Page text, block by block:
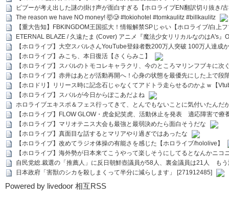
ビブーが考え出した謎の掛け声が面白すぎる【ホロライブEN翻訳切り抜き/
The reason we have NO money! 🤯🥲 #tokiohotel #tomkaulitz #billkaulitz
【重大告知】FBKINGDOM王国拡大！情報解禁SPじゃい【ホロライブ/白上
ETERNAL BLAZE / 久遠たま (Cover) アニメ『魔法少女リリカルなのはA's』
【ホロライブ】大空スバルさんYouTube登録者数200万人突破 100万人達成
【ホロライブ】みこち、本日復活【さくらみこ】
【ホロライブ】スバルのトモコレキャラクリ、今のところマリンフブキに
【ホロライブ】赤井はあとが活動再開へ！心身の状態を最優先にした上で段
【ホロドリ】リリース時に記念石じゃなくてアドトラ走らせるのかよｗ【
【ホロライブ】スバルが今日からぽこあだよね
ホロライブエキスポ＆フェス行ってきて、とんでもないことに気付いたんだ
【ホロライブ】FLOW GLOW・虎金妃笑虎、活動休止を発表 適応障害で療
【ホロライブ】マリオテニス大会も最強と最弱決めたら面白そうだな
【ホロライブ】真面目な話するとマリアやり過ぎではあったな
【ホロライブ】改めてラジオ体操の有能さを感じた【ホロライブ/hololive】
【ホロライブ】海外勢が日本来てこうやって楽しそうにしてるとなんかニコ
自民党総.裁選の「推薦人」に反日朝鮮壺議員が58人、裏金議員は21人 も
日本政府「害獣のシカを殺しまくって半分に減らします」 [271912485]
Powered by livedoor 相互RSS